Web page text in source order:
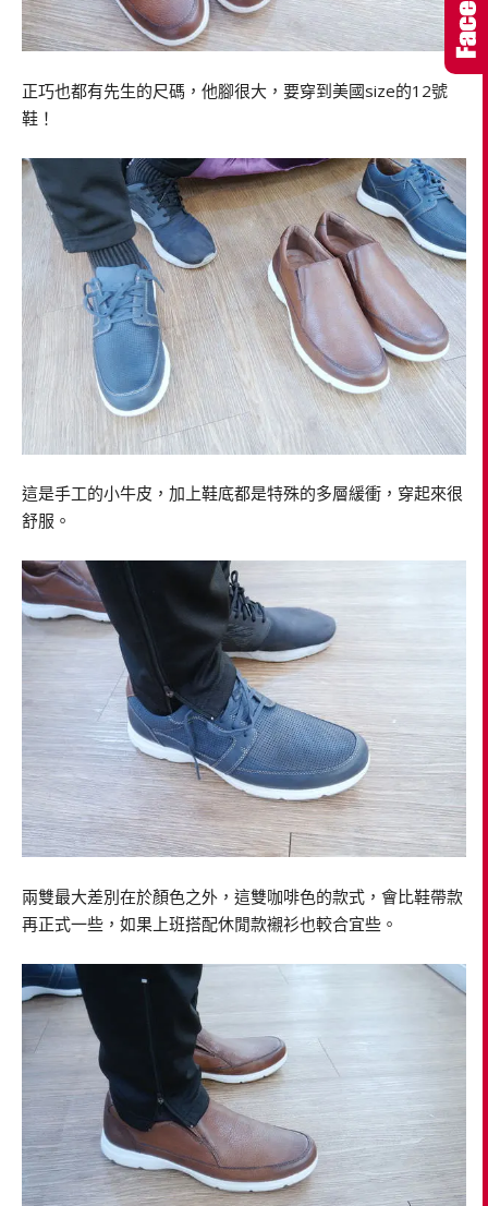
正巧也都有先生的尺碼，他腳很大，要穿到美國size的12號
鞋！
這是手工的小牛皮，加上鞋底都是特殊的多層緩衝，穿起來很
舒服。
兩雙最大差別在於顏色之外，這雙咖啡色的款式，會比鞋帶款
再正式一些，如果上班搭配休閒款襯衫也較合宜些。